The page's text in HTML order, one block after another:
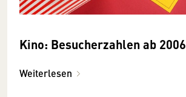
Kino: Besucherzahlen ab 2006
Weiterlesen